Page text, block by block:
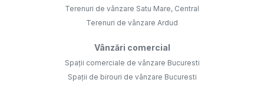
Terenuri de vânzare Satu Mare, Central
Terenuri de vânzare Ardud
Vânzări comercial
Spații comerciale de vânzare Bucuresti
Spații de birouri de vânzare Bucuresti